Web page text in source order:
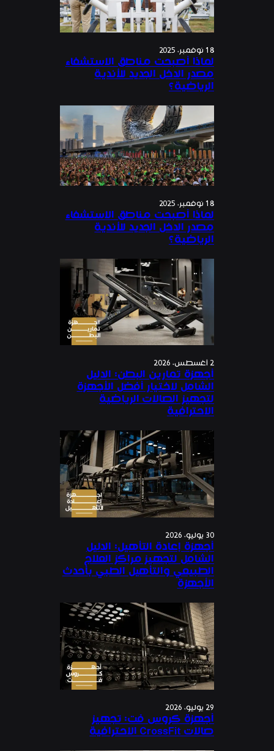
18 نوفمبر، 2025
لماذا أصبحت مناطق الاستشفاء
مصدر الدخل الجديد للأندية
الرياضية؟
18 نوفمبر، 2025
لماذا أصبحت مناطق الاستشفاء
مصدر الدخل الجديد للأندية
الرياضية؟
أجهزة تمارين البطن: الدليل
الشامل لاختيار أفضل الأجهزة
لتجهيز الصالات الرياضية
الاحترافية
30 يوليو، 2026
أجهزة إعادة التأهيل: الدليل
الشامل لتجهيز مراكز العلاج
الطبيعي والتأهيل الطبي بأحدث
الأجهزة
29 يوليو، 2026
أجهزة كروس فت: تجهيز
صالات CrossFit الاحترافية